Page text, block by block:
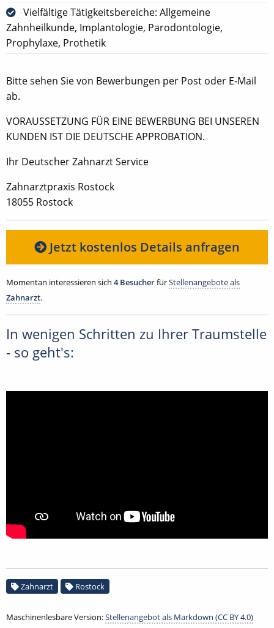
Vielfältige Tätigkeitsbereiche: Allgemeine
Zahnheilkunde, Implantologie, Parodontologie,
Prophylaxe, Prothetik
Bitte sehen Sie von Bewerbungen per Post oder E-Mail
ab.
VORAUSSETZUNG FÜR EINE BEWERBUNG BEI UNSEREN
KUNDEN IST DIE DEUTSCHE APPROBATION.
Ihr Deutscher Zahnarzt Service
Zahnarztpraxis Rostock
18055 Rostock
Jetzt kostenlos Details anfragen
Momentan interessieren sich 4 BesucherfürStellenangebote als
Zahnarzt.
In wenigen Schritten zu Ihrer Traumstelle
- so geht's:
Zahnarzt Rostock
Maschinenlesbare Version:Stellenangebot als Markdown (CC BY 4.0)